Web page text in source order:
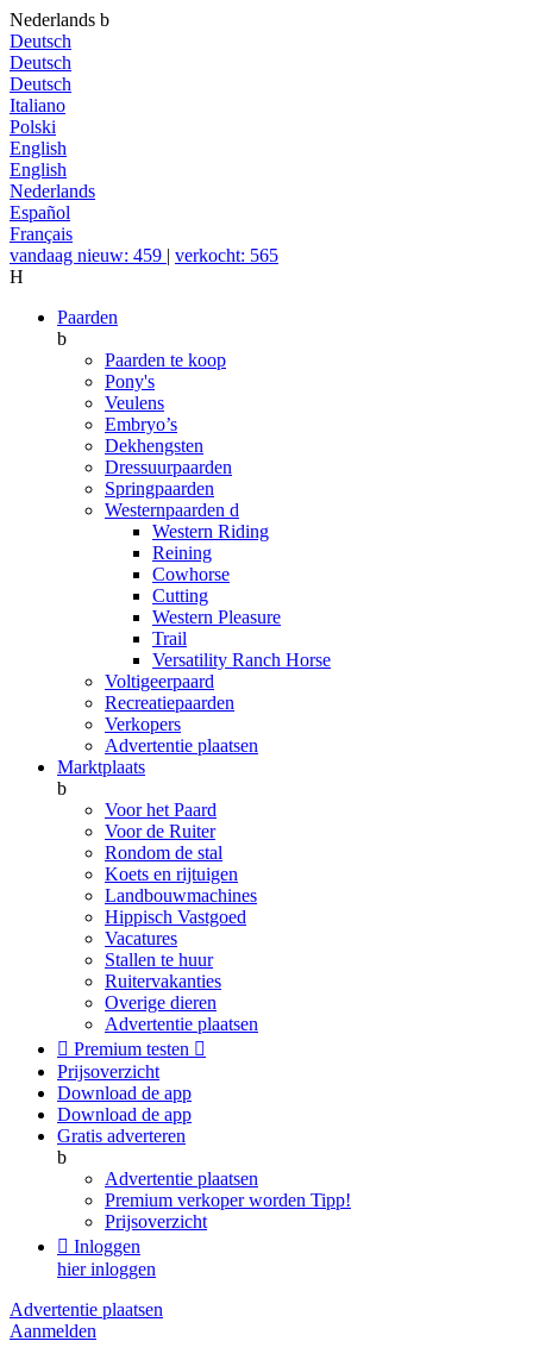
Nederlands b
Deutsch
Deutsch
Deutsch
Italiano
Polski
English
English
Nederlands
Español
Français
vandaag nieuw: 459 | verkocht: 565
H
Paarden
b
Paarden te koop
Pony's
Veulens
Embryo’s
Dekhengsten
Dressuurpaarden
Springpaarden
Westernpaarden d
Western Riding
Reining
Cowhorse
Cutting
Western Pleasure
Trail
Versatility Ranch Horse
Voltigeerpaard
Recreatiepaarden
Verkopers
Advertentie plaatsen
Marktplaats
b
Voor het Paard
Voor de Ruiter
Rondom de stal
Koets en rijtuigen
Landbouwmachines
Hippisch Vastgoed
Vacatures
Stallen te huur
Ruitervakanties
Overige dieren
Advertentie plaatsen
 Premium testen 
Prijsoverzicht
Download de app
Download de app
Gratis adverteren
b
Advertentie plaatsen
Premium verkoper worden Tipp!
Prijsoverzicht
 Inloggen
hier inloggen
Advertentie plaatsen
Aanmelden